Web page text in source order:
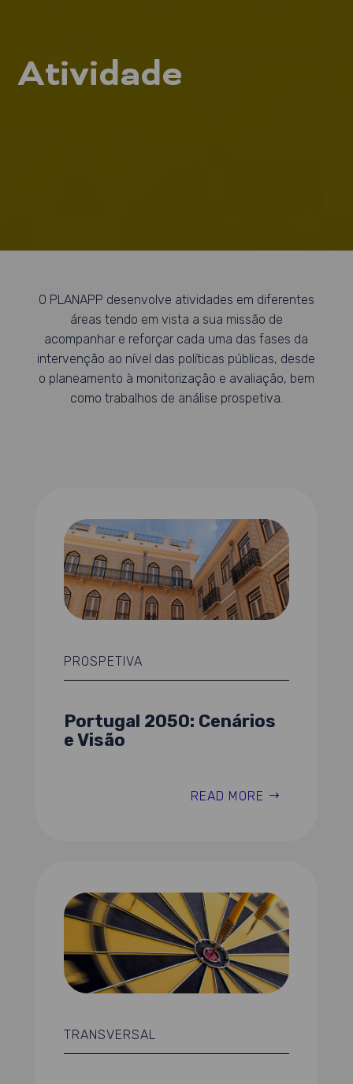
Atividade
O PLANAPP desenvolve atividades em diferentes
áreas tendo em vista a sua missão de
acompanhar e reforçar cada uma das fases da
intervenção ao nível das políticas públicas, desde
o planeamento à monitorização e avaliação, bem
como trabalhos de análise prospetiva.
PROSPETIVA
Portugal 2050: Cenários
e Visão
READ MORE
TRANSVERSAL